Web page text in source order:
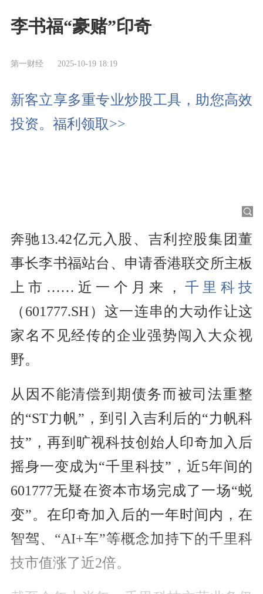
李书福“豪赌”印奇
第一财经 2025-10-19 18:19
新客立享多重专业炒股工具，助您高效
投资。福利领取>>
奔驰13.42亿元入股、吉利控股集团董
事长李书福站台、申请香港联交所主板
上市……近一个月来，千里科技
（601777.SH）这一连串的大动作让这
家名不见经传的企业强势闯入大众视
野。
从因不能清偿到期债务而被司法重整
的“ST力帆”，到引入吉利后的“力帆科
技”，再到旷视科技创始人印奇加入后
摇身一变成为“千里科技”，近5年间的
601777无疑在资本市场完成了一场“蜕
变”。在印奇加入后的一年时间内，在
智驾、“AI+车”等概念加持下的千里科
技市值涨了近2倍。